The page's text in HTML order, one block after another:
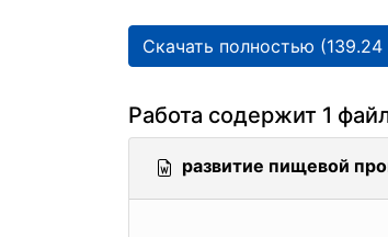
Скачать полностью (139.24
Работа содержит 1
развитие пищевой